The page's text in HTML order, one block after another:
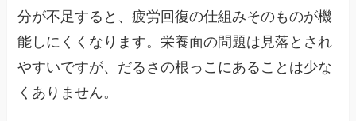
分が不足すると、疲労回復の仕組みそのものが機
能しにくくなります。栄養面の問題は見落とされ
やすいですが、だるさの根っこにあることは少な
くありません。